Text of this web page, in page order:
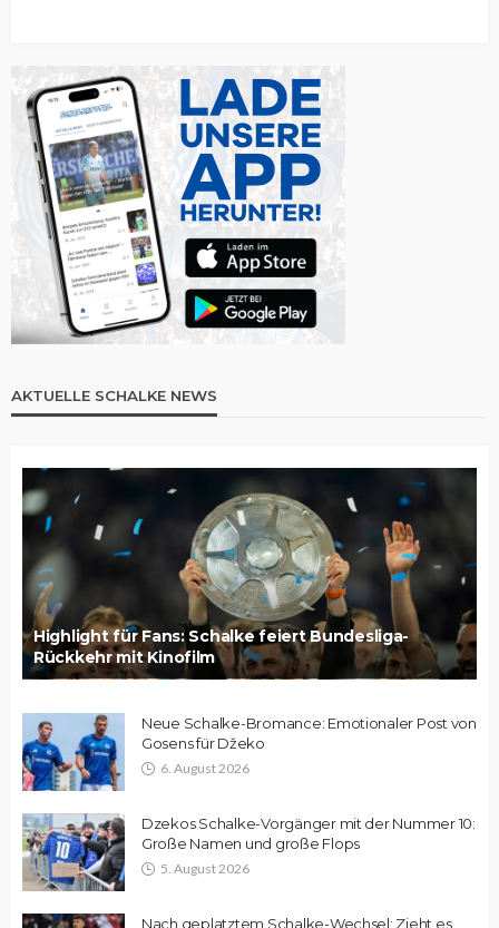
AKTUELLE SCHALKE NEWS
Highlight für Fans: Schalke feiert Bundesliga-
Rückkehr mit Kinofilm
Neue Schalke-Bromance: Emotionaler Post von
Gosens für Džeko
6. August 2026
Dzekos Schalke-Vorgänger mit der Nummer 10:
Große Namen und große Flops
5. August 2026
Nach geplatztem Schalke-Wechsel: Zieht es